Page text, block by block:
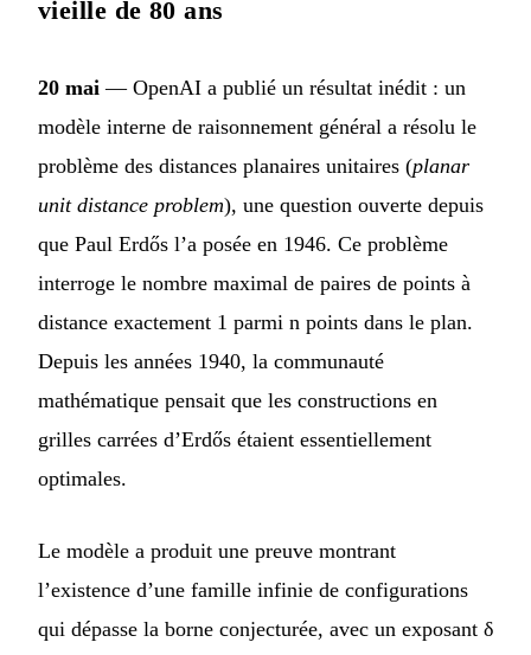
vieille de 80 ans
20 mai — OpenAI a publié un résultat inédit : un
modèle interne de raisonnement général a résolu le
problème des distances planaires unitaires (planar
unit distance problem), une question ouverte depuis
que Paul Erdős l’a posée en 1946. Ce problème
interroge le nombre maximal de paires de points à
distance exactement 1 parmi n points dans le plan.
Depuis les années 1940, la communauté
mathématique pensait que les constructions en
grilles carrées d’Erdős étaient essentiellement
optimales.
Le modèle a produit une preuve montrant
l’existence d’une famille infinie de configurations
qui dépasse la borne conjecturée, avec un exposant δ